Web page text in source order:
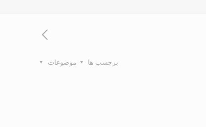
موضوعات برچسب ها